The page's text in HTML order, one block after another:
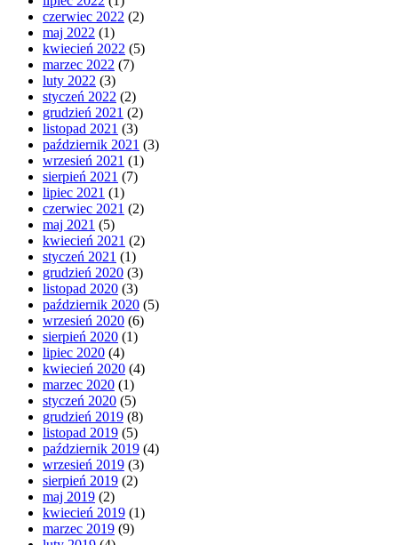
czerwiec 2022 (2)
maj 2022 (1)
kwiecień 2022 (5)
marzec 2022 (7)
luty 2022 (3)
styczeń 2022 (2)
grudzień 2021 (2)
listopad 2021 (3)
październik 2021 (3)
wrzesień 2021 (1)
sierpień 2021 (7)
lipiec 2021 (1)
czerwiec 2021 (2)
maj 2021 (5)
kwiecień 2021 (2)
styczeń 2021 (1)
grudzień 2020 (3)
listopad 2020 (3)
październik 2020 (5)
wrzesień 2020 (6)
sierpień 2020 (1)
lipiec 2020 (4)
kwiecień 2020 (4)
marzec 2020 (1)
styczeń 2020 (5)
grudzień 2019 (8)
listopad 2019 (5)
październik 2019 (4)
wrzesień 2019 (3)
sierpień 2019 (2)
maj 2019 (2)
kwiecień 2019 (1)
marzec 2019 (9)